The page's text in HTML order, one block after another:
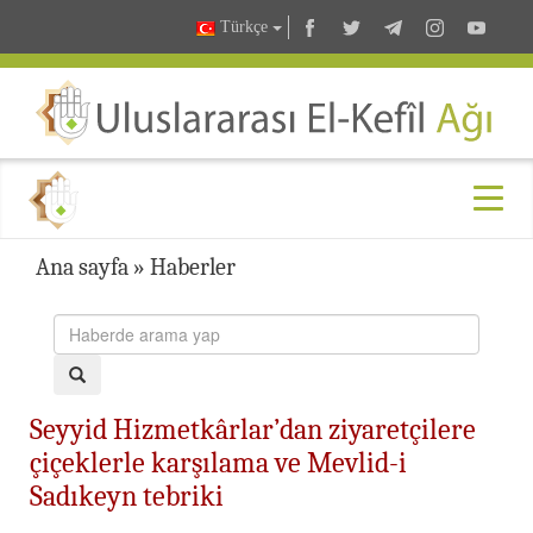
Türkçe
Ana sayfa » Haberler
Seyyid Hizmetkârlar’dan ziyaretçilere
çiçeklerle karşılama ve Mevlid-i
Sadıkeyn tebriki